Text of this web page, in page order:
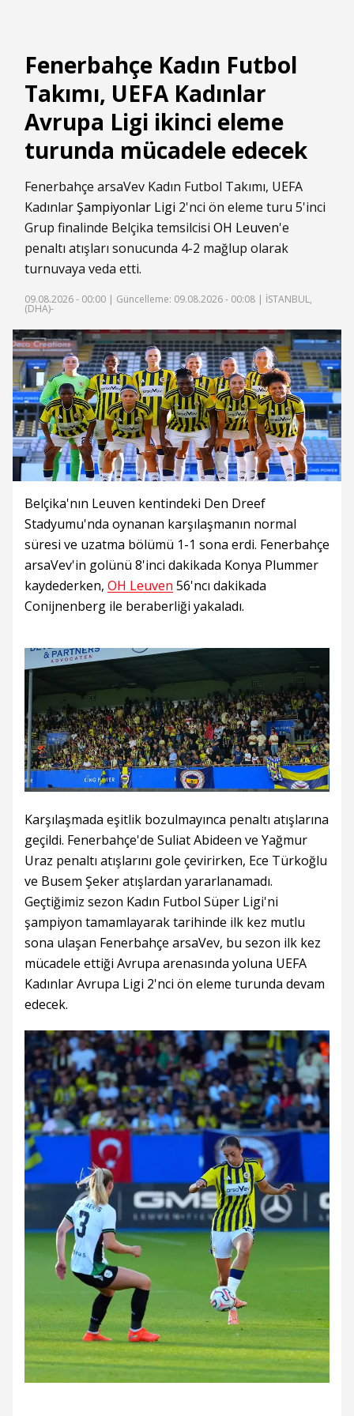
Fenerbahçe Kadın Futbol
Takımı, UEFA Kadınlar
Avrupa Ligi ikinci eleme
turunda mücadele edecek
Fenerbahçe arsaVev Kadın Futbol Takımı, UEFA
KadınlarŞampiyonlar Ligi 2'nci ön eleme turu 5'inci
Grup finalinde Belçika temsilcisi OH Leuven'e
penaltı atışları sonucunda 4-2 mağlup olarak
turnuvaya veda etti.
09.08.2026 - 00:00 | Güncelleme: 09.08.2026 - 00:08 | İSTANBUL,
(DHA)-
Belçika'nın Leuven kentindeki Den Dreef
Stadyumu'nda oynanan karşılaşmanın normal
süresi ve uzatma bölümü 1-1 sona erdi. Fenerbahçe
arsaVev'in golünü 8'inci dakikada Konya Plummer
kaydederken, OH Leuven 56'ncı dakikada
Conijnenberg ile beraberliği yakaladı.
Karşılaşmada eşitlik bozulmayınca penaltı atışlarına
geçildi. Fenerbahçe'de Suliat Abideen ve Yağmur
Uraz penaltı atışlarını gole çevirirken, Ece Türkoğlu
ve Busem Şeker atışlardan yararlanamadı.
Geçtiğimiz sezon Kadın Futbol Süper Ligi'ni
şampiyon tamamlayarak tarihinde ilk kez mutlu
sona ulaşan Fenerbahçe arsaVev, bu sezon ilk kez
mücadele ettiği Avrupa arenasında yoluna UEFA
Kadınlar Avrupa Ligi 2'nci ön eleme turunda devam
edecek.